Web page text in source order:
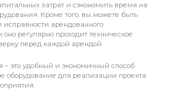
затрат и сэкономить время на
Кроме того, вы можете быть
исправности арендованного
оно регулярно проходит техническое
перед каждой арендой.
– это удобный и экономичный способ
оборудование для реализации проекта